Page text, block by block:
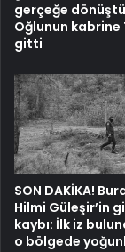
gerçeğe
Oğlunun kabrine
gitti
SON DAKİKA!
Hilmi Güleşir’in
kaybı: İlk iz
o bölgede